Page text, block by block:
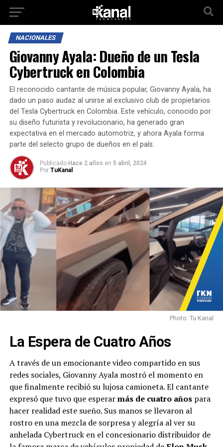
NACIONALES
Giovanny Ayala: Dueño de un Tesla
Cybertruck en Colombia
El reconocido cantante de música popular, Giovanny Ayala, ha
dado un paso audaz al unirse al exclusivo club de propietarios
del Tesla Cybertruck en Colombia. Este vehículo, conocido por
su diseño futurista y revolucionario, ha generado gran
expectativa en el mercado automotriz, y ahora Ayala forma
parte del selecto grupo de dueños en el país.
Publicado Hace 2 años en 5 abril, 2024
Por TuKanal
Photo: Tu Kanal
La Espera de Cuatro Años
A través de un emocionante video compartido en sus
redes sociales, Giovanny Ayala mostró el momento en
que finalmente recibió su lujosa camioneta. El cantante
expresó que tuvo que esperarmás de cuatro añospara
hacer realidad este sueño. Sus manos se llevaron al
rostro en una mezcla de sorpresa y alegría al ver su
anhelada Cybertruck en el concesionario distribuidor de